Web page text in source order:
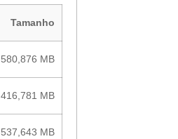
Tamanho
580,876 MB
416,781 MB
537,643 MB